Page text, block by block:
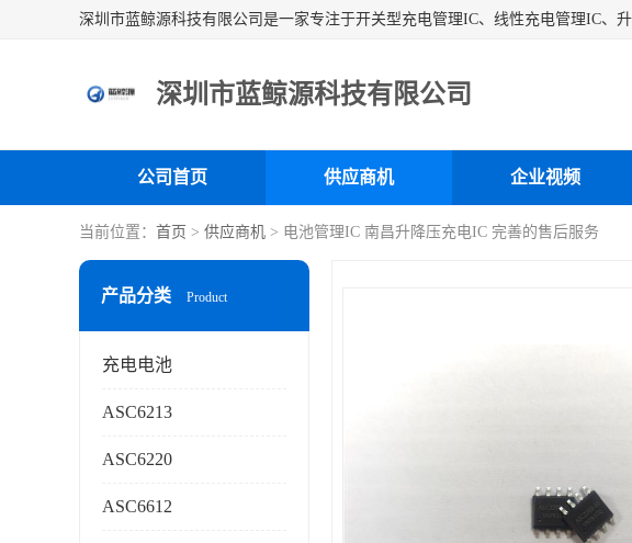
深圳市蓝鲸源科技有限公司
公司首页 供应商机 企业视频
当前位置： 首页 > 供应商机 > 电池管理IC 南昌升降压充电IC 完善的售后服务
产品分类 Product
充电电池
ASC6213
ASC6220
ASC6612